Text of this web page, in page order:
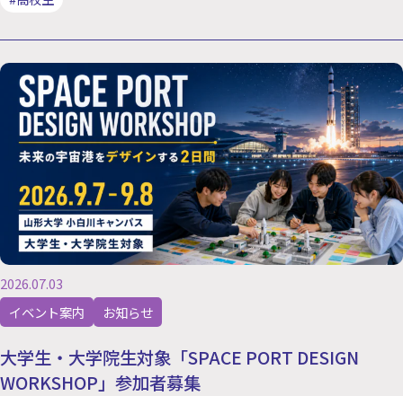
2026.07.03
イベント案内
お知らせ
大学生・大学院生対象「SPACE PORT DESIGN
WORKSHOP」参加者募集